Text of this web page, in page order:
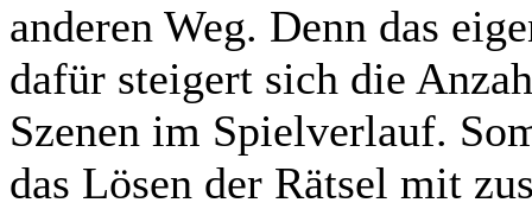
anderen Weg. Denn das
dafür steigert sich die
Szenen im Spielverlauf.
das Lösen der Rätsel mit